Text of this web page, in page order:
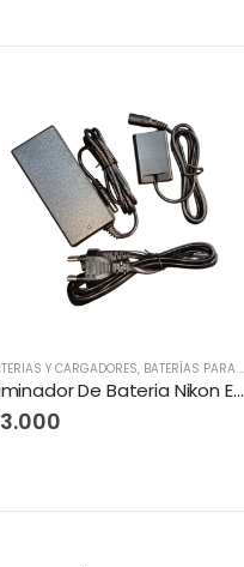
PARA NIKON,BATERIAS Y CARGADORES
Batería Compatible Para Nikon ENEL15
1.600